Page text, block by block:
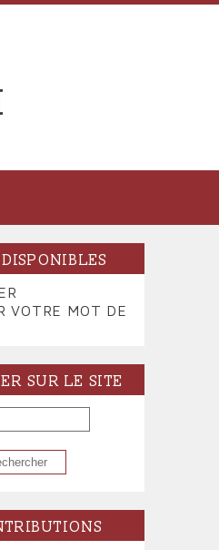
ACTIF)
VOTRE MOT DE
SUR LE SITE